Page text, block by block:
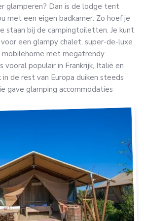
glamperen? Dan is de lodge tent
met een eigen badkamer. Zo hoef je
staan bij de campingtoiletten. Je kunt
een glampy chalet, super-de-luxe
mobilehome met megatrendy
vooral populair in Frankrijk, Italië en
in de rest van Europa duiken steeds
gave glamping accommodaties